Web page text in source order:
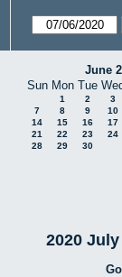
June
Sun Mon Tue
1 2
3
7
8 9
10
14
15 16
17
21
22 23
24
28
29 30
2020 July